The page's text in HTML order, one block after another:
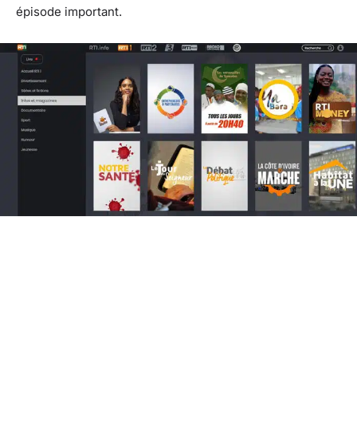
épisode important.